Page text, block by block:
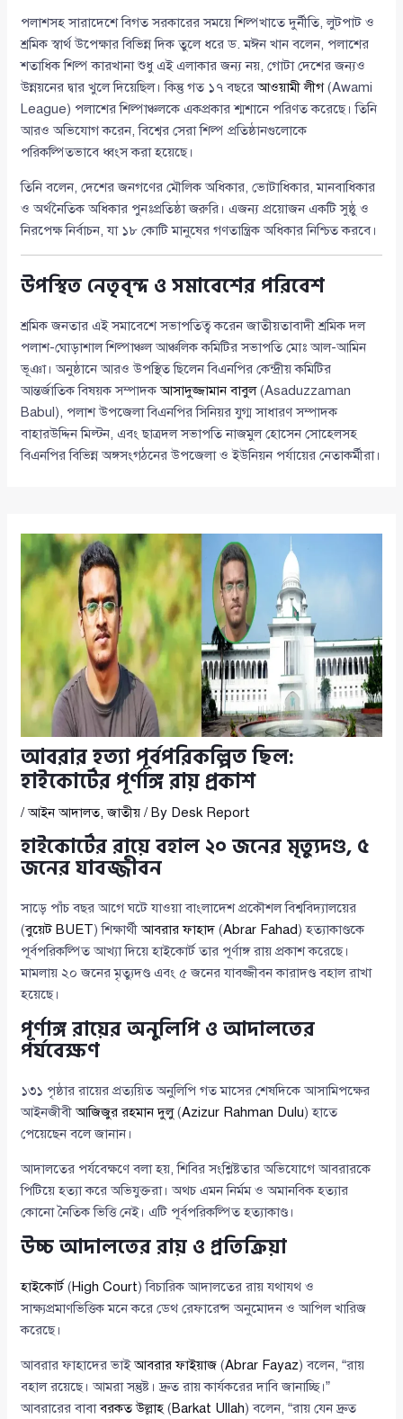
পলাশসহ সারাদেশে বিগত সরকারের সময়ে শিল্পখাতে দুর্নীতি, লুটপাট ও
শ্রমিক স্বার্থ উপেক্ষার বিভিন্ন দিক তুলে ধরে ড. মঈন খান বলেন, পলাশের
শতাধিক শিল্প কারখানা শুধু এই এলাকার জন্য নয়, গোটা দেশের জন্যও
উন্নয়নের দ্বার খুলে দিয়েছিল। কিন্তু গত ১৭ বছরেআওয়ামী লীগ(Awami
League) পলাশের শিল্পাঞ্চলকে একপ্রকার শ্মশানে পরিণত করেছে। তিনি
আরও অভিযোগ করেন, বিশ্বের সেরা শিল্প প্রতিষ্ঠানগুলোকে
পরিকল্পিতভাবে ধ্বংস করা হয়েছে।
তিনি বলেন, দেশের জনগণের মৌলিক অধিকার, ভোটাধিকার, মানবাধিকার
ও অর্থনৈতিক অধিকার পুনঃপ্রতিষ্ঠা জরুরি। এজন্য প্রয়োজন একটি সুষ্ঠু ও
নিরপেক্ষ নির্বাচন, যা ১৮ কোটি মানুষের গণতান্ত্রিক অধিকার নিশ্চিত করবে।
উপস্থিত নেতৃবৃন্দ ও সমাবেশের পরিবেশ
শ্রমিক জনতার এই সমাবেশে সভাপতিত্ব করেন জাতীয়তাবাদী শ্রমিক দল
পলাশ-ঘোড়াশাল শিল্পাঞ্চল আঞ্চলিক কমিটির সভাপতি মোঃ আল-আমিন
ভূঞা। অনুষ্ঠানে আরও উপস্থিত ছিলেন বিএনপির কেন্দ্রীয় কমিটির
আন্তর্জাতিক বিষয়ক সম্পাদকআসাদুজ্জামান বাবুল(Asaduzzaman
Babul), পলাশ উপজেলা বিএনপির সিনিয়র যুগ্ম সাধারণ সম্পাদক
বাহারউদ্দিন মিল্টন, এবং ছাত্রদল সভাপতি নাজমুল হোসেন সোহেলসহ
বিএনপির বিভিন্ন অঙ্গসংগঠনের উপজেলা ও ইউনিয়ন পর্যায়ের নেতাকর্মীরা।
আবরার হত্যা পূর্বপরিকল্পিত ছিল:
হাইকোর্টের পূর্ণাঙ্গ রায় প্রকাশ
/আইন আদালত,জাতীয় / By Desk Report
হাইকোর্টের রায়ে বহাল ২০ জনের মৃত্যুদণ্ড, ৫
জনের যাবজ্জীবন
সাড়ে পাঁচ বছর আগে ঘটে যাওয়া বাংলাদেশ প্রকৌশল বিশ্ববিদ্যালয়ের
(বুয়েট BUET) শিক্ষার্থীআবরার ফাহাদ (Abrar Fahad) হত্যাকাণ্ডকে
পূর্বপরিকল্পিত আখ্যা দিয়ে হাইকোর্ট তার পূর্ণাঙ্গ রায় প্রকাশ করেছে।
মামলায় ২০ জনের মৃত্যুদণ্ড এবং ৫ জনের যাবজ্জীবন কারাদণ্ড বহাল রাখা
হয়েছে।
পূর্ণাঙ্গ রায়ের অনুলিপি ও আদালতের
পর্যবেক্ষণ
১৩১ পৃষ্ঠার রায়ের প্রত্যয়িত অনুলিপি গত মাসের শেষদিকে আসামিপক্ষের
আইনজীবীআজিজুর রহমান দুলু(Azizur Rahman Dulu) হাতে
পেয়েছেন বলে জানান।
আদালতের পর্যবেক্ষণে বলা হয়, শিবির সংশ্লিষ্টতার অভিযোগে আবরারকে
পিটিয়ে হত্যা করে অভিযুক্তরা। অথচ এমন নির্মম ও অমানবিক হত্যার
কোনো নৈতিক ভিত্তি নেই। এটি পূর্বপরিকল্পিত হত্যাকাণ্ড।
উচ্চ আদালতের রায় ও প্রতিক্রিয়া
হাইকোর্ট (High Court) বিচারিক আদালতের রায় যথাযথ ও
সাক্ষ্যপ্রমাণভিত্তিক মনে করে ডেথ রেফারেন্স অনুমোদন ও আপিল খারিজ
করেছে।
আবরার ফাহাদের ভাইআবরার ফাইয়াজ (Abrar Fayaz) বলেন, “রায়
বহাল রয়েছে। আমরা সন্তুষ্ট। দ্রুত রায় কার্যকরের দাবি জানাচ্ছি।”
আবরারের বাবাবরকত উল্লাহ (Barkat Ullah) বলেন, “রায় যেন দ্রুত